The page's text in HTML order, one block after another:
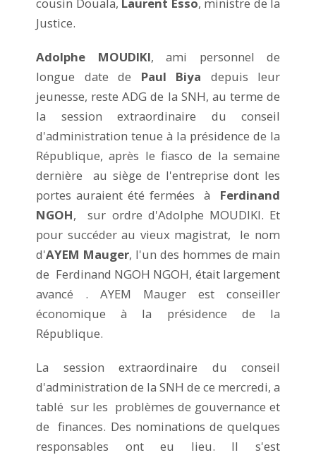
Justice.
Adolphe MOUDIKI, ami personnel de
longue date de Paul Biya depuis leur
jeunesse, reste ADG de la SNH, au terme de
la session extraordinaire du conseil
d'administration tenue à la présidence de la
République, après le fiasco de la semaine
dernière au siège de l'entreprise dont les
portes auraient été fermées à Ferdinand
NGOH, sur ordre d'Adolphe MOUDIKI. Et
pour succéder au vieux magistrat, le nom
d'AYEM Mauger, l'un des hommes de main
de Ferdinand NGOH NGOH, était largement
avancé . AYEM Mauger est conseiller
économique à la présidence de la
République.
La session extraordinaire du conseil
d'administration de la SNH de ce mercredi, a
tablé sur les problèmes de gouvernance et
de finances. Des nominations de quelques
responsables ont eu lieu. Il s'est